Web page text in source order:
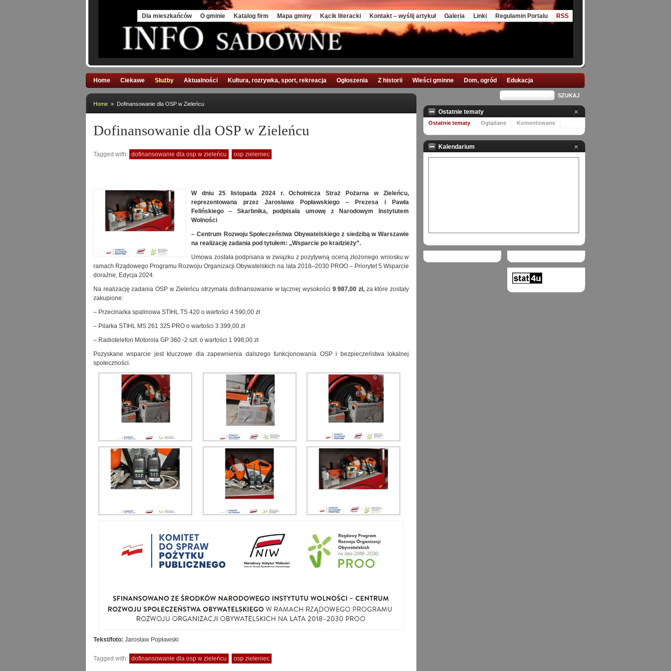
Dla mieszkańców O gminie Katalog firm Mapa gminy Kącik literacki Kontakt – wyślij artykuł Galeria Linki Regulamin Portalu RSS
Home Ciekawe Służby Aktualności Kultura, rozrywka, sport, rekreacja Ogłoszenia Z historii Wieści gminne Dom, ogród Edukacja
Home » Dofinansowanie dla OSP w Zieleńcu
Dofinansowanie dla OSP w Zieleńcu
Tagged with: dofinansowanie dla osp w zieleńcu osp zieleniec
W dniu 25 listopada 2024 r. Ochotnicza Straż Pożarna w Zieleńcu,
reprezentowana przez Jarosława Popławskiego – Prezesa i Pawła
Felińskiego – Skarbnika, podpisała umowę z Narodowym Instytutem
Wolności
– Centrum Rozwoju Społeczeństwa Obywatelskiego z siedzibą w Warszawie
na realizację zadania pod tytułem: „Wsparcie po kradzieży”.
Umowa została podpisana w związku z pozytywną oceną złożonego wniosku w
ramach Rządowego Programu Rozwoju Organizacji Obywatelskich na lata 2018–2030 PROO – Priorytet 5 Wsparcie
doraźne, Edycja 2024.
Na realizację zadania OSP w Zieleńcu otrzymała dofinansowanie w łącznej wysokości 9 987,00 zł,za które zostały
zakupione:
– Przecinarka spalinowa STIHL TS 420 o wartości 4 590,00 zł
– Pilarka STIHL MS 261 325 PRO o wartości 3 399,00 zł
– Radiotelefon Motorola GP 360 -2 szt. o wartości 1 998,00 zł
Pozyskane wsparcie jest kluczowe dla zapewnienia dalszego funkcjonowania OSP i bezpieczeństwa lokalnej
społeczności.
Tekst/foto: Jarosław Popławski
Tagged with: dofinansowanie dla osp w zieleńcu osp zieleniec
Ostatnie tematy
Ostatnie tematy Oglądane Komentowane
Kalendarium